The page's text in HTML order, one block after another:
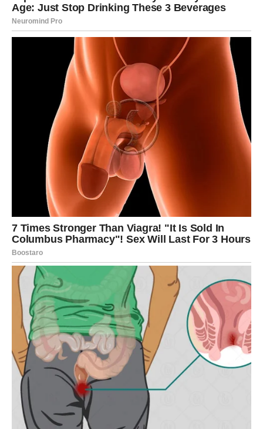
Sudbina vam vraća osmijeh
Neko novi ulazi u vaš život sa iskrenim namjerama.
Rakovi su dugo nosili bol u sebi i pravili se da su dobro
čak i onda kada nisu bili. Zvijezde vam sada šalju ljubav,
podršku i osjećaj sigurnosti koji vam je nedostajao.
Porodični odnosi postaju mnogo topliji.
Srce konačno pronalazi spokoj
Sve ono što vas je ranije lomilo sada ostaje iza vas.
LAV
Poslije perioda tokom kojeg ste mnogo davali drugima,
karma vam sada vraća kroz uspjeh, novac i ljude koji vas
iskreno cijene.
Moguća je velika poslovna promjena koja vam donosi
ogromno zadovoljstvo.
Vrijeme kada dolazi nagrada